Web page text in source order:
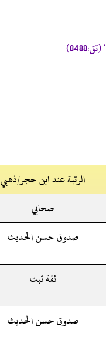
الرتبة عند ابن حجر/ذهبي
صحابي
صدوق حسن الحديث
ثقة ثبت
صدوق حسن الحديث